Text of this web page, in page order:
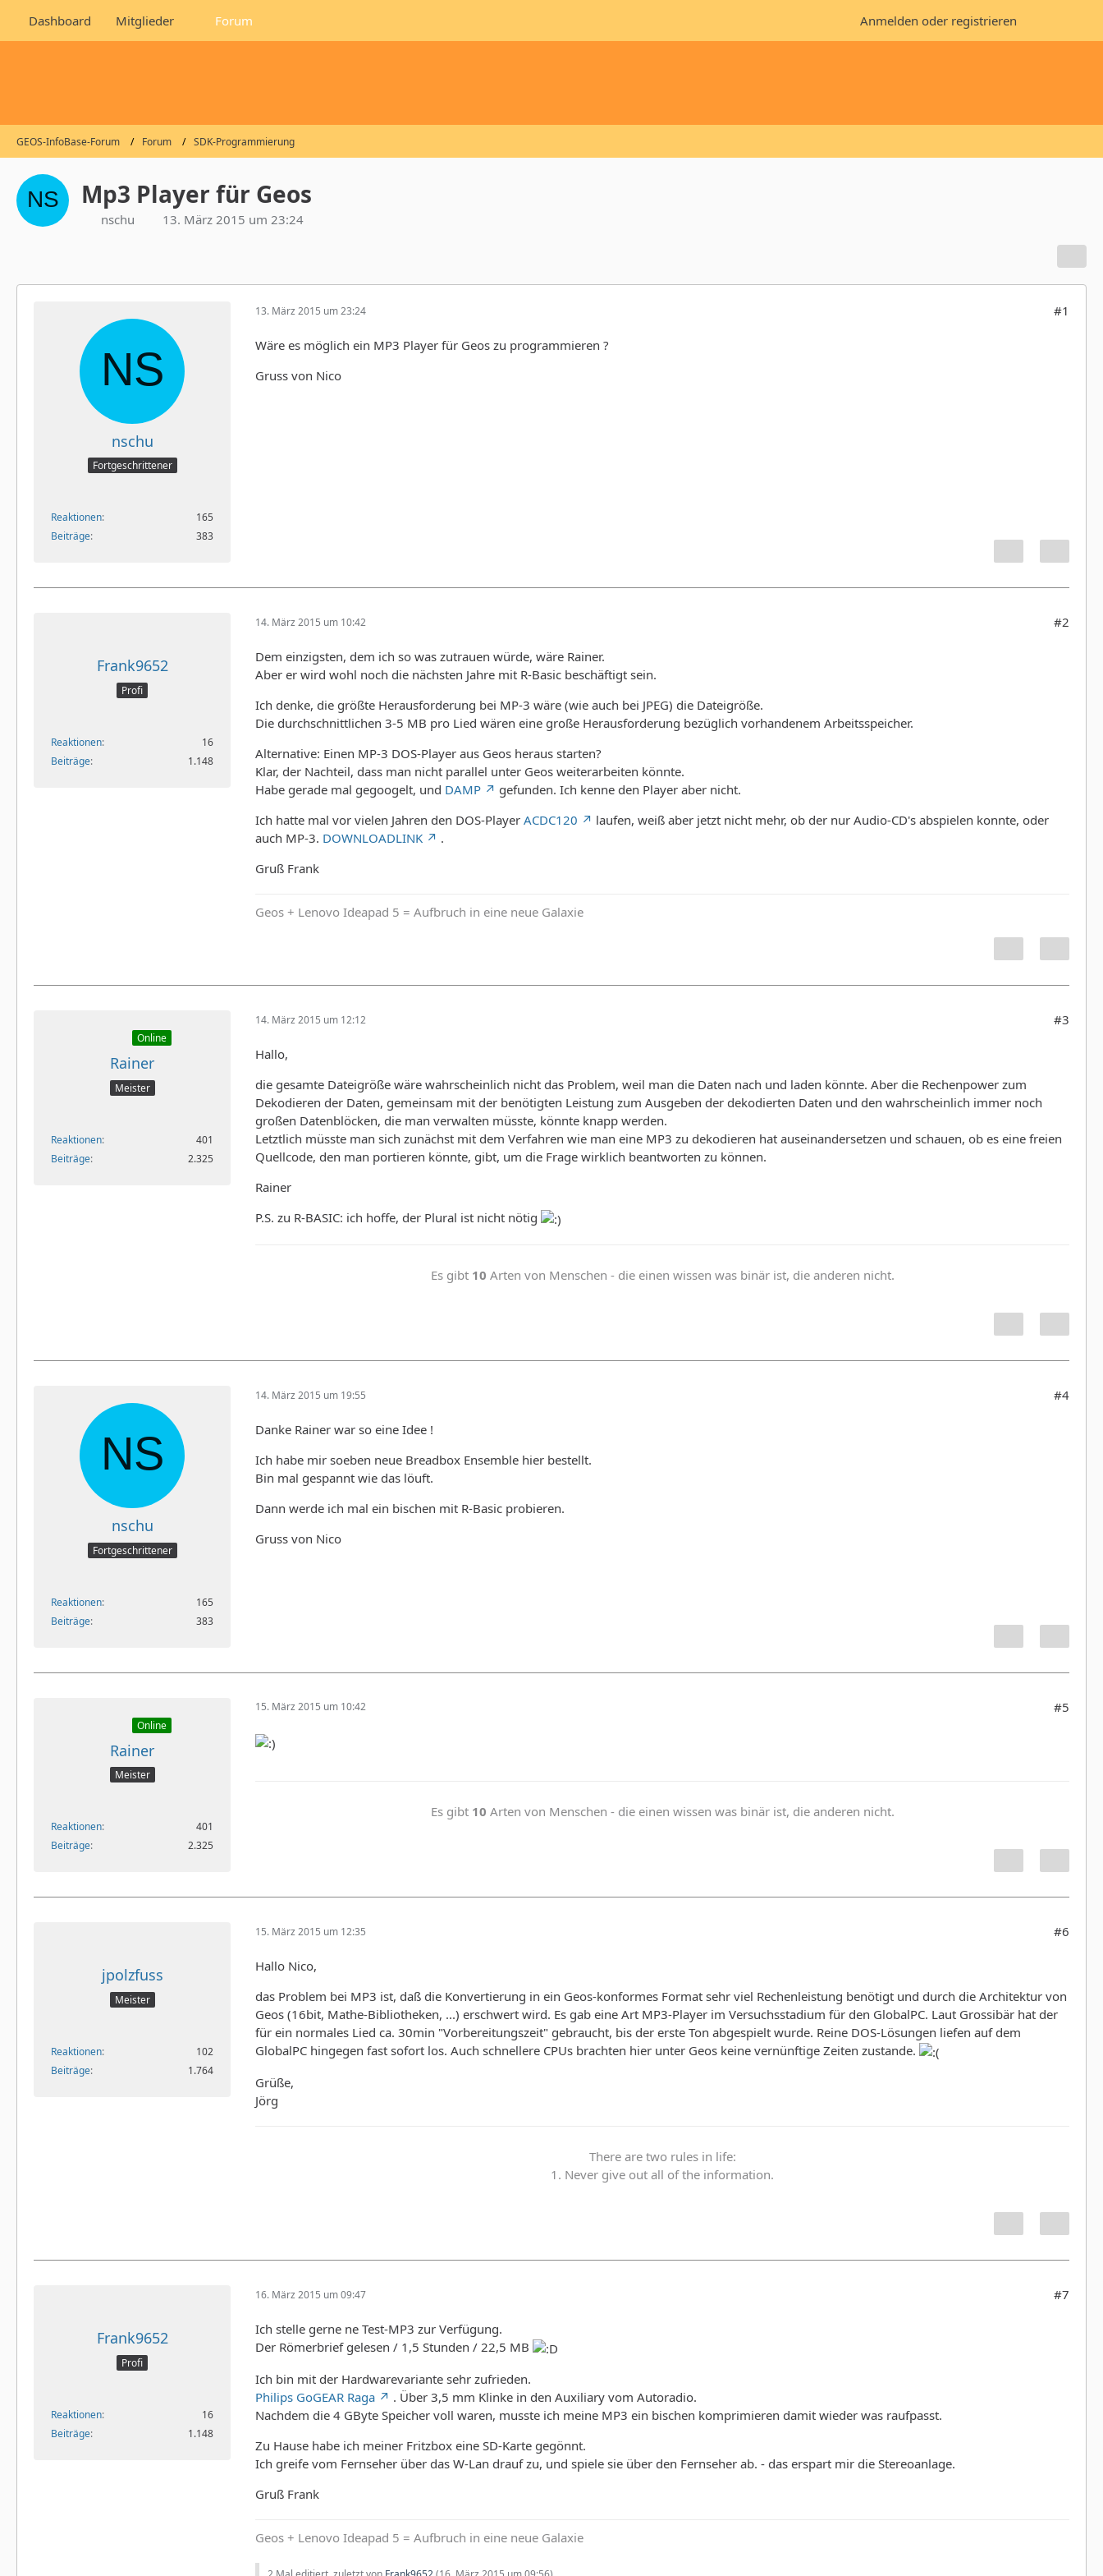
Dashboard Mitglieder Forum Anmelden oder registrieren
GEOS-InfoBase-Forum Forum SDK-Programmierung
Mp3 Player für Geos
nschu 13. März 2015 um 23:24
nschu
Fortgeschrittener
Reaktionen
165
Beiträge
383
13. März 2015 um 23:24 #1
Wäre es möglich ein MP3 Player für Geos zu programmieren ?
Gruss von Nico
Frank9652
Profi
Reaktionen
16
Beiträge
1.148
14. März 2015 um 10:42 #2
Dem einzigsten, dem ich so was zutrauen würde, wäre Rainer.
Aber er wird wohl noch die nächsten Jahre mit R-Basic beschäftigt sein.
Ich denke, die größte Herausforderung bei MP-3 wäre (wie auch bei JPEG) die Dateigröße.
Die durchschnittlichen 3-5 MB pro Lied wären eine große Herausforderung bezüglich vorhandenem Arbeitsspeicher.
Alternative: Einen MP-3 DOS-Player aus Geos heraus starten?
Klar, der Nachteil, dass man nicht parallel unter Geos weiterarbeiten könnte.
Habe gerade mal gegoogelt, und DAMP
gefunden. Ich kenne den Player aber nicht.
Ich hatte mal vor vielen Jahren den DOS-Player ACDC120
laufen, weiß aber jetzt nicht mehr, ob der nur Audio-CD's abspielen konnte, oder
auch MP-3. DOWNLOADLINK
.
Gruß Frank
Geos + Lenovo Ideapad 5 = Aufbruch in eine neue Galaxie
Online
Rainer
Meister
Reaktionen
401
Beiträge
2.325
14. März 2015 um 12:12 #3
Hallo,
die gesamte Dateigröße wäre wahrscheinlich nicht das Problem, weil man die Daten nach und laden könnte. Aber die Rechenpower zum
Dekodieren der Daten, gemeinsam mit der benötigten Leistung zum Ausgeben der dekodierten Daten und den wahrscheinlich immer noch
großen Datenblöcken, die man verwalten müsste, könnte knapp werden.
Letztlich müsste man sich zunächst mit dem Verfahren wie man eine MP3 zu dekodieren hat auseinandersetzen und schauen, ob es eine freien
Quellcode, den man portieren könnte, gibt, um die Frage wirklich beantworten zu können.
Rainer
P.S. zu R-BASIC: ich hoffe, der Plural ist nicht nötig
Es gibt 10 Arten von Menschen - die einen wissen was binär ist, die anderen nicht.
nschu
Fortgeschrittener
Reaktionen
165
Beiträge
383
14. März 2015 um 19:55 #4
Danke Rainer war so eine Idee !
Ich habe mir soeben neue Breadbox Ensemble hier bestellt.
Bin mal gespannt wie das löuft.
Dann werde ich mal ein bischen mit R-Basic probieren.
Gruss von Nico
Online
Rainer
Meister
Reaktionen
401
Beiträge
2.325
15. März 2015 um 10:42 #5
Es gibt 10 Arten von Menschen - die einen wissen was binär ist, die anderen nicht.
jpolzfuss
Meister
Reaktionen
102
Beiträge
1.764
15. März 2015 um 12:35 #6
Hallo Nico,
das Problem bei MP3 ist, daß die Konvertierung in ein Geos-konformes Format sehr viel Rechenleistung benötigt und durch die Architektur von
Geos (16bit, Mathe-Bibliotheken, ...) erschwert wird. Es gab eine Art MP3-Player im Versuchsstadium für den GlobalPC. Laut Grossibär hat der
für ein normales Lied ca. 30min "Vorbereitungszeit" gebraucht, bis der erste Ton abgespielt wurde. Reine DOS-Lösungen liefen auf dem
GlobalPC hingegen fast sofort los. Auch schnellere CPUs brachten hier unter Geos keine vernünftige Zeiten zustande.
Grüße,
Jörg
There are two rules in life:
1. Never give out all of the information.
Frank9652
Profi
Reaktionen
16
Beiträge
1.148
16. März 2015 um 09:47 #7
Ich stelle gerne ne Test-MP3 zur Verfügung.
Der Römerbrief gelesen / 1,5 Stunden / 22,5 MB
Ich bin mit der Hardwarevariante sehr zufrieden.
Philips GoGEAR Raga
. Über 3,5 mm Klinke in den Auxiliary vom Autoradio.
Nachdem die 4 GByte Speicher voll waren, musste ich meine MP3 ein bischen komprimieren damit wieder was raufpasst.
Zu Hause habe ich meiner Fritzbox eine SD-Karte gegönnt.
Ich greife vom Fernseher über das W-Lan drauf zu, und spiele sie über den Fernseher ab. - das erspart mir die Stereoanlage.
Gruß Frank
Geos + Lenovo Ideapad 5 = Aufbruch in eine neue Galaxie